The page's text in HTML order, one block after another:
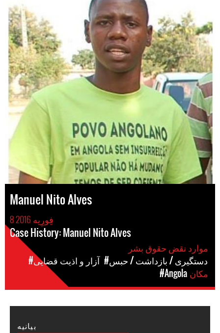
Manuel Nito Alves
8 فِورِیه 2016
Case History: Manuel Nito Alves
#آزار و اذیت قضایی
#دستگیری / بازداشت / حبس
#Angola
بیانیه